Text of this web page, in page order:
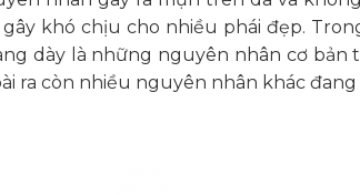
khó chịu cho nhiều phái đẹp.
dày là những nguyên nhân cơ bản
ra còn nhiều nguyên nhân khác đang